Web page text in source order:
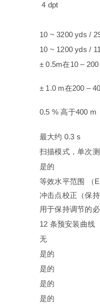
4 dpt
10 ~ 3200 yds /
10 ~ 1200 yds /
± 0.5m在10 –
± 1.0 m在200 –
0.5 % 高于400 m
最大约 0.3 s
扫描模式，单次
是的
等效水平范围 （
冲击点校正（保持
用于保持调节的
12 条预安装曲线
无
是的
是的
是的
是的